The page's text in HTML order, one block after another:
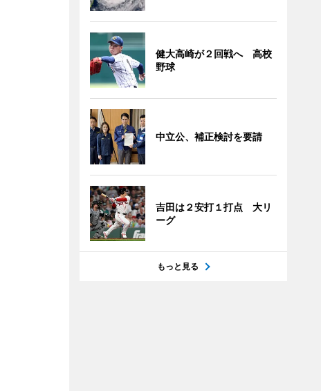
健大高崎が２回戦へ 高校
野球
中立公、補正検討を要請
吉田は２安打１打点 大リ
ーグ
もっと見る